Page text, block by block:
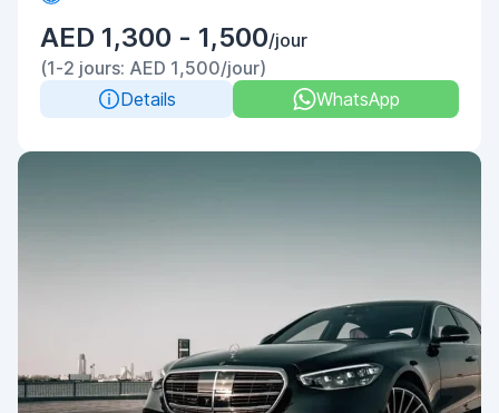
AED 1,300 - 1,500/jour
(1-2 jours: AED 1,500/jour)
Details
WhatsApp